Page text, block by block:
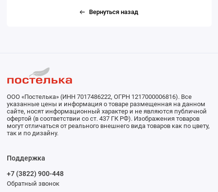
Вернуться назад
ООО «Постелька» (ИНН 7017486222, ОГРН 1217000006816). Все
указанные цены и информация о товаре размещенная на данном
сайте, носят информационный характер и не являются публичной
офертой (в соответствии со ст. 437 ГК РФ). Изображения товаров
могут отличаться от реального внешнего вида товаров как по цвету,
так и по дизайну.
Поддержка
+7 (3822) 900-448
Обратный звонок